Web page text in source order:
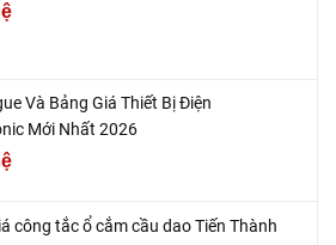
Và Bảng Giá Thiết Bị Điện
Mới Nhất 2026
công tắc ổ cắm cầu dao Tiến Thành